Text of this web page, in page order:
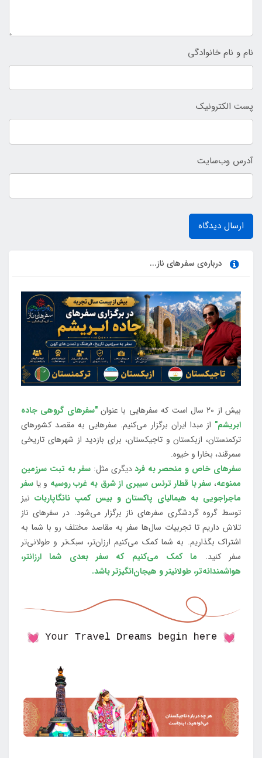
نام و نام خانوادگی
پست الکترونیک
آدرس وب‌سایت
ارسال دیدگاه
درباره‌ی سفرهای ناز...
بیش از 20 سال است که سفرهایی با عنوان
"سفرهای گروهی جاده
ابریشم" از مبدا ایران برگزار می‌کنیم. سفرهایی به مقصد کشورهای
ترکمنستان، ازبکستان و تاجیکستان، برای بازدید از شهرهای تاریخی
سمرقند، بخارا و خیوه.
سفرهای خاص و منحصر به فرددیگری مثل:سفر به تبت سرزمین
ممنوعه، سفر با قطار ترنس سیبری از شرق به غرب روسیه و یا سفر
ماجراجویی به هیمالیای پاکستان و بیس کمپ نانگاپاربات نیز
توسط گروه گردشگری سفرهای ناز برگزار می‌شود. در سفرهای ناز
تلاش داریم تا تجربیات سال‌ها سفر به مقاصد مختلف رو با شما به
اشتراک بگذاریم. به شما کمک می‌کنیم ارزان‌تر، سبک‌تر و طولانی‌تر
سفر کنید. ما کمک می‌کنیم که سفر بعدی شما ارزانتر،
هواشمندانه‌تر، طولانی‎تر و هیجان‌انگیزتر باشد.